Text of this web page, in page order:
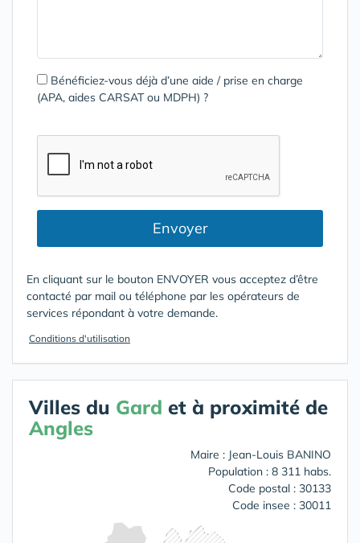
Bénéficiez-vous déjà d’une aide / prise en charge
(APA, aides CARSAT ou MDPH) ?
Envoyer
En cliquant sur le bouton ENVOYER vous acceptez d’être
contacté par mail ou téléphone par les opérateurs de
services répondant à votre demande.
Conditions d'utilisation
Villes du Gard et à proximité de
Angles
Maire : Jean-Louis BANINO
Population : 8 311 habs.
Code postal : 30133
Code insee : 30011